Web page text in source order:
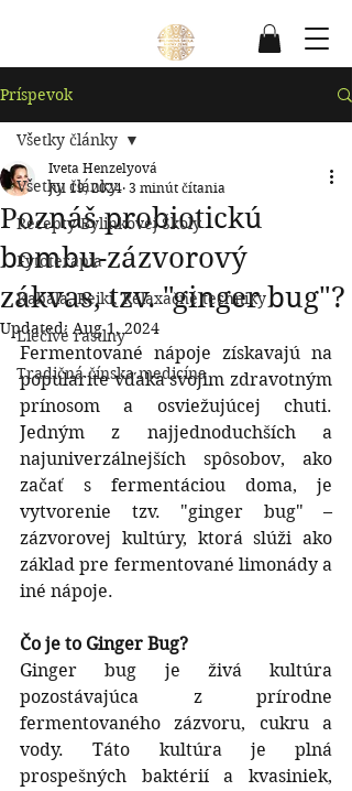
Príspevok
Všetky články
Recepty Bylinkovej Školy
Fytoterapia
Kabala, Reiki, Relaxačné techniky
Liečivé rastlny
Tradičná čínska medicína
Všetky články
Poznáš probiotickú
bombu-zázvorový
zákvas, tzv. "ginger bug"?
Iveta Henzelyová
Jul 19, 2024 3 minút čítania
Updated: Aug 1, 2024
Fermentované nápoje získavajú na
popularite vďaka svojim zdravotným
prínosom a osviežujúcej chuti.
Jedným z najjednoduchších a
najuniverzálnejších spôsobov, ako
začať s fermentáciou doma, je
vytvorenie tzv. "ginger bug" –
zázvorovej kultúry, ktorá slúži ako
základ pre fermentované limonády a
iné nápoje.
Čo je to Ginger Bug?
Ginger bug je živá kultúra
pozostávajúca z prírodne
fermentovaného zázvoru, cukru a
vody. Táto kultúra je plná
prospešných baktérií a kvasiniek,